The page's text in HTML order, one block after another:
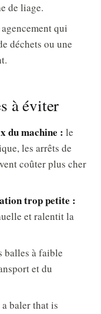
de liage.
qui
déchets ou une
à éviter
du machine : le
les arrêts de
coûter plus cher
trop petite :
et ralentit la
balles à faible
et du
a baler that is